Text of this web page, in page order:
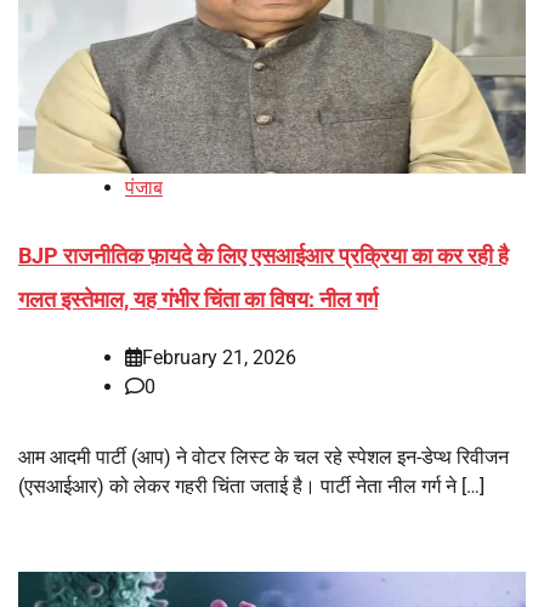
पंजाब
BJP राजनीतिक फ़ायदे के लिए एसआईआर प्रक्रिया का कर रही है
गलत इस्तेमाल, यह गंभीर चिंता का विषय: नील गर्ग
February 21, 2026
0
आम आदमी पार्टी (आप) ने वोटर लिस्ट के चल रहे स्पेशल इन-डेप्थ रिवीजन
(एसआईआर) को लेकर गहरी चिंता जताई है। पार्टी नेता नील गर्ग ने […]